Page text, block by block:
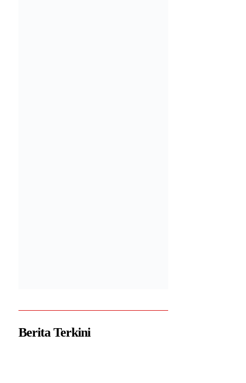
Berita Terkini